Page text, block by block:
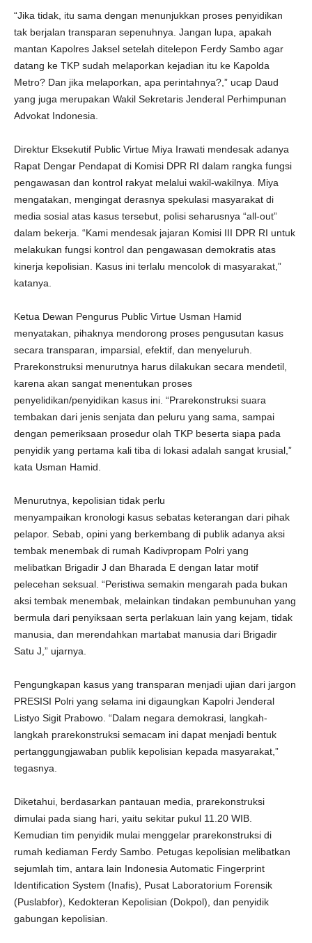
“Jika tidak, itu sama dengan menunjukkan proses penyidikan
tak berjalan transparan sepenuhnya. Jangan lupa, apakah
mantan Kapolres Jaksel setelah ditelepon Ferdy Sambo agar
datang ke TKP sudah melaporkan kejadian itu ke Kapolda
Metro? Dan jika melaporkan, apa perintahnya?,” ucap Daud
yang juga merupakan Wakil Sekretaris Jenderal Perhimpunan
Advokat Indonesia.
Direktur Eksekutif Public Virtue Miya Irawati mendesak adanya
Rapat Dengar Pendapat di Komisi DPR RI dalam rangka fungsi
pengawasan dan kontrol rakyat melalui wakil-wakilnya. Miya
mengatakan, mengingat derasnya spekulasi masyarakat di
media sosial atas kasus tersebut, polisi seharusnya “all-out”
dalam bekerja. “Kami mendesak jajaran Komisi III DPR RI untuk
melakukan fungsi kontrol dan pengawasan demokratis atas
kinerja kepolisian. Kasus ini terlalu mencolok di masyarakat,”
katanya.
Ketua Dewan Pengurus Public Virtue Usman Hamid
menyatakan, pihaknya mendorong proses pengusutan kasus
secara transparan, imparsial, efektif, dan menyeluruh.
Prarekonstruksi menurutnya harus dilakukan secara mendetil,
karena akan sangat menentukan proses
penyelidikan/penyidikan kasus ini. “Prarekonstruksi suara
tembakan dari jenis senjata dan peluru yang sama, sampai
dengan pemeriksaan prosedur olah TKP beserta siapa pada
penyidik yang pertama kali tiba di lokasi adalah sangat krusial,”
kata Usman Hamid.
Menurutnya, kepolisian tidak perlu
menyampaikan kronologi kasus sebatas keterangan dari pihak
pelapor. Sebab, opini yang berkembang di publik adanya aksi
tembak menembak di rumah Kadivpropam Polri yang
melibatkan Brigadir J dan Bharada E dengan latar motif
pelecehan seksual. “Peristiwa semakin mengarah pada bukan
aksi tembak menembak, melainkan tindakan pembunuhan yang
bermula dari penyiksaan serta perlakuan lain yang kejam, tidak
manusia, dan merendahkan martabat manusia dari Brigadir
Satu J,” ujarnya.
Pengungkapan kasus yang transparan menjadi ujian dari jargon
PRESISI Polri yang selama ini digaungkan Kapolri Jenderal
Listyo Sigit Prabowo. “Dalam negara demokrasi, langkah-
langkah prarekonstruksi semacam ini dapat menjadi bentuk
pertanggungjawaban publik kepolisian kepada masyarakat,”
tegasnya.
Diketahui, berdasarkan pantauan media, prarekonstruksi
dimulai pada siang hari, yaitu sekitar pukul 11.20 WIB.
Kemudian tim penyidik mulai menggelar prarekonstruksi di
rumah kediaman Ferdy Sambo. Petugas kepolisian melibatkan
sejumlah tim, antara lain Indonesia Automatic Fingerprint
Identification System (Inafis), Pusat Laboratorium Forensik
(Puslabfor), Kedokteran Kepolisian (Dokpol), dan penyidik
gabungan kepolisian.